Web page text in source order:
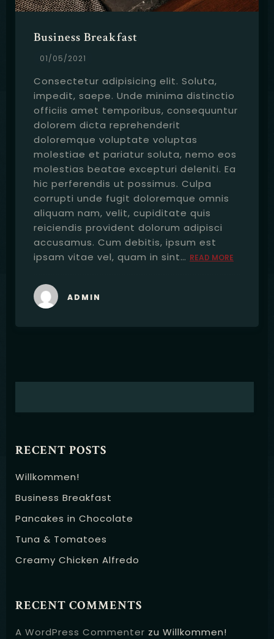
Business Breakfast
01/05/2021
Consectetur adipisicing elit. Soluta,
impedit, saepe. Unde minima distinctio
officiis amet temporibus, consequuntur
dolorem dicta reprehenderit
doloremque voluptate voluptas
molestiae et pariatur soluta, nemo eos
molestias beatae excepturi deleniti. Ea
hic perferendis ut possimus. Culpa
corrupti unde fugit doloremque omnis
aliquam nam, velit, cupiditate quis
reiciendis provident dolorum adipisci
accusamus. Cum debitis, ipsum est
ipsam vitae vel, quam in sint… READ MORE
ADMIN
RECENT POSTS
Willkommen!
Business Breakfast
Pancakes in Chocolate
Tuna & Tomatoes
Creamy Chicken Alfredo
RECENT COMMENTS
A WordPress Commenter zu Willkommen!